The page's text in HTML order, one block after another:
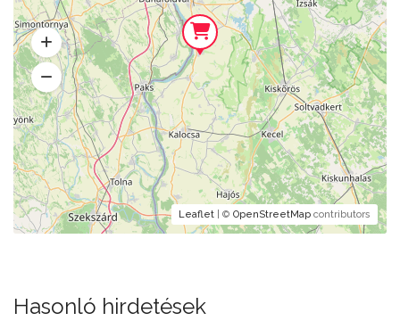
Leaflet | © OpenStreetMap contributors
Hasonló hirdetések